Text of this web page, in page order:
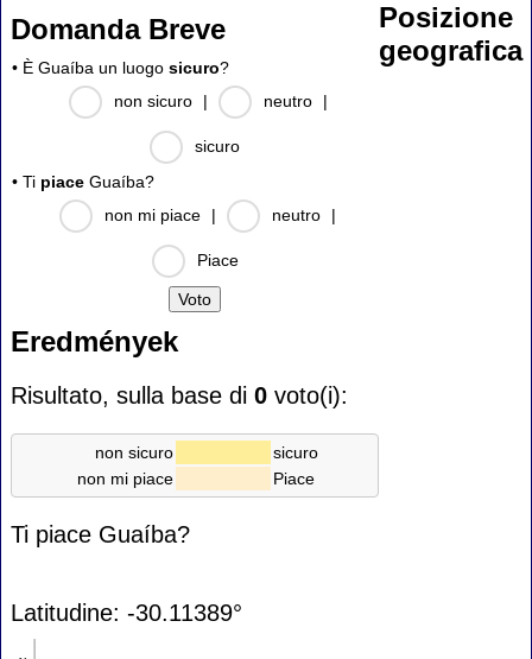
Domanda Breve
• È Guaíba un luogo sicuro?
non sicuro
| neutro |
sicuro
• Ti piace Guaíba?
non mi piace
| neutro |
Piace
Eredmények
Risultato, sulla base di 0 voto(i):
non sicuro
sicuro
non mi piace
Piace
Ti piace Guaíba?
Posizione
geografica
Latitudine: -30.11389°